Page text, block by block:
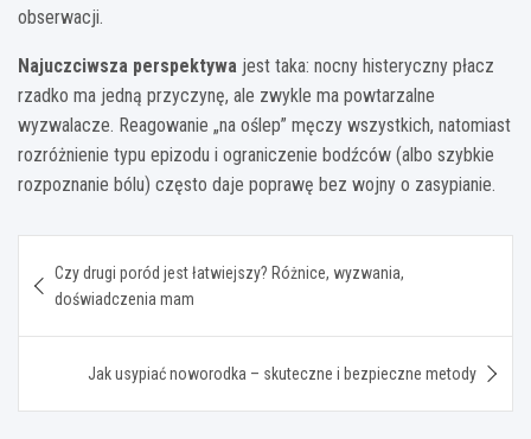
obserwacji.
Najuczciwsza perspektywa jest taka: nocny histeryczny płacz
rzadko ma jedną przyczynę, ale zwykle ma powtarzalne
wyzwalacze. Reagowanie „na oślep” męczy wszystkich, natomiast
rozróżnienie typu epizodu i ograniczenie bodźców (albo szybkie
rozpoznanie bólu) często daje poprawę bez wojny o zasypianie.
wpisu
Czy drugi poród jest łatwiejszy? Różnice, wyzwania,
doświadczenia mam
Jak usypiać noworodka – skuteczne i bezpieczne metody